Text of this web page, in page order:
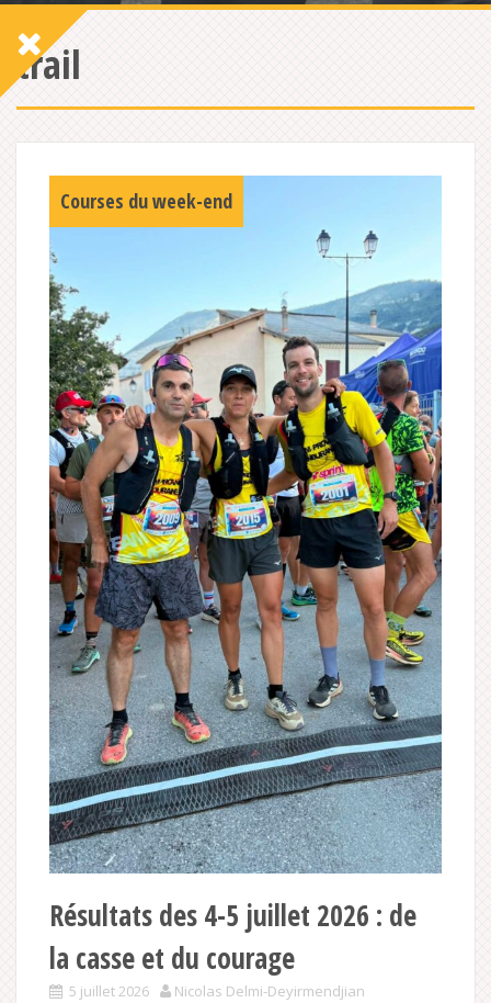
trail
Courses du week-end
Résultats des 4-5 juillet 2026 : de
la casse et du courage
5 juillet 2026 Nicolas Delmi-Deyirmendjian